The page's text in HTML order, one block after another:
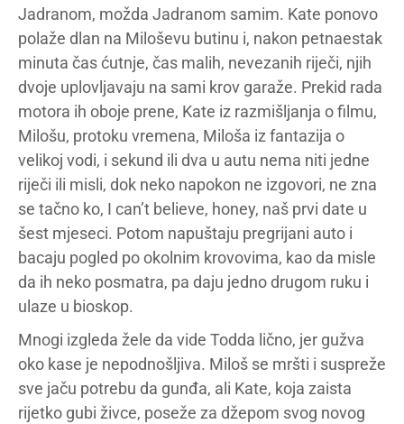
Jadranom, možda Jadranom samim. Kate ponovo
polaže dlan na Miloševu butinu i, nakon petnaestak
minuta čas ćutnje, čas malih, nevezanih riječi, njih
dvoje uplovljavaju na sami krov garaže. Prekid rada
motora ih oboje prene, Kate iz razmišljanja o filmu,
Milošu, protoku vremena, Miloša iz fantazija o
velikoj vodi, i sekund ili dva u autu nema niti jedne
riječi ili misli, dok neko napokon ne izgovori, ne zna
se tačno ko, I can’t believe, honey, naš prvi date u
šest mjeseci. Potom napuštaju pregrijani auto i
bacaju pogled po okolnim krovovima, kao da misle
da ih neko posmatra, pa daju jedno drugom ruku i
ulaze u bioskop.
Mnogi izgleda žele da vide Todda lično, jer gužva
oko kase je nepodnošljiva. Miloš se mršti i suspreže
sve jaču potrebu da gunđa, ali Kate, koja zaista
rijetko gubi živce, poseže za džepom svog novog